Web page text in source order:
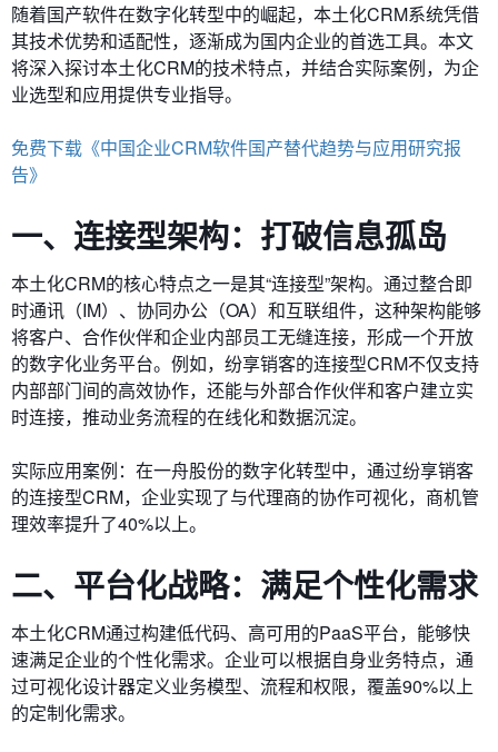
随着国产软件在数字化转型中的崛起，本土化CRM系统凭借
其技术优势和适配性，逐渐成为国内企业的首选工具。本文
将深入探讨本土化CRM的技术特点，并结合实际案例，为企
业选型和应用提供专业指导。
免费下载《中国企业CRM软件国产替代趋势与应用研究报
告》
一、连接型架构：打破信息孤岛
本土化CRM的核心特点之一是其“连接型”架构。通过整合即
时通讯（IM）、协同办公（OA）和互联组件，这种架构能够
将客户、合作伙伴和企业内部员工无缝连接，形成一个开放
的数字化业务平台。例如，纷享销客的连接型CRM不仅支持
内部部门间的高效协作，还能与外部合作伙伴和客户建立实
时连接，推动业务流程的在线化和数据沉淀。
实际应用案例：在一舟股份的数字化转型中，通过纷享销客
的连接型CRM，企业实现了与代理商的协作可视化，商机管
理效率提升了40%以上。
二、平台化战略：满足个性化需求
本土化CRM通过构建低代码、高可用的PaaS平台，能够快
速满足企业的个性化需求。企业可以根据自身业务特点，通
过可视化设计器定义业务模型、流程和权限，覆盖90%以上
的定制化需求。